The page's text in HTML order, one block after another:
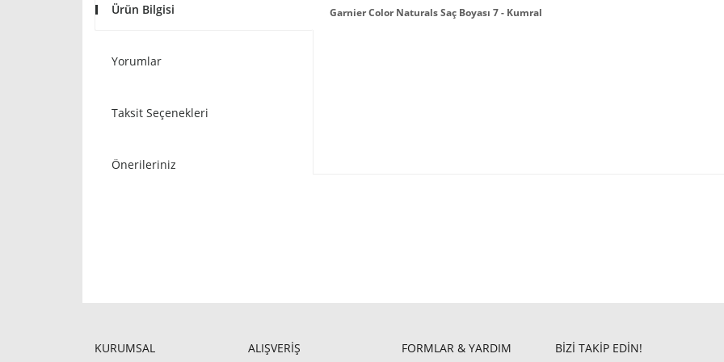
Ürün Bilgisi
Yorumlar
Taksit Seçenekleri
Önerileriniz
Garnier Color Naturals Saç Boyası 7 - Kumral
KURUMSAL ALIŞVERİŞ FORMLAR & YARDIM BİZİ TAKİP EDİN!